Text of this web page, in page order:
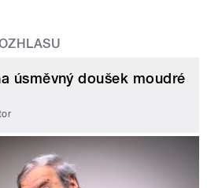
úsměvný doušek moudré